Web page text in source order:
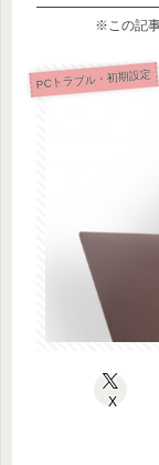
※この記
PCトラブル・初期設定
X